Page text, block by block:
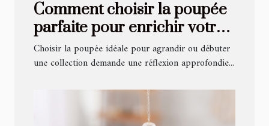
Comment choisir la poupée
parfaite pour enrichir votre
collection ?
Choisir la poupée idéale pour agrandir ou débuter
une collection demande une réflexion approfondie...